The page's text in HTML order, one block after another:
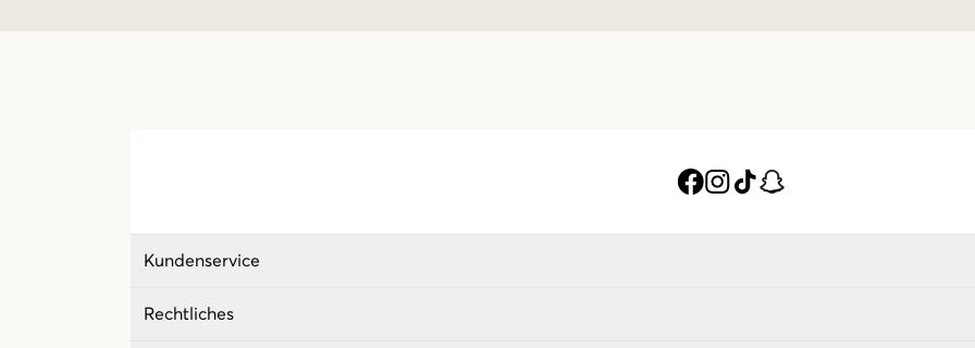
Kundenservice
Rechtliches